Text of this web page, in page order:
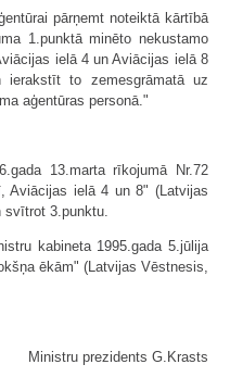
pārņemt noteiktā kārtībā
1.punktā minēto nekustamo
ielā 4 un Aviācijas ielā 8
ierakstīt to zemesgrāmatā uz
aģentūras personā."
13.marta rīkojumā Nr.72
Aviācijas ielā 4 un 8" (Latvijas
svītrot 3.punktu.
kabineta 1995.gada 5.jūlija
ēkām" (Latvijas Vēstnesis,
Ministru prezidents G.Krasts